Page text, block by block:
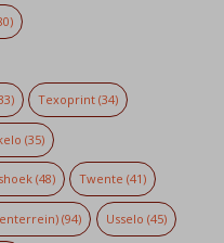
Texoprint (34)
(35)
(48) Twente (41)
(94) Usselo (45)